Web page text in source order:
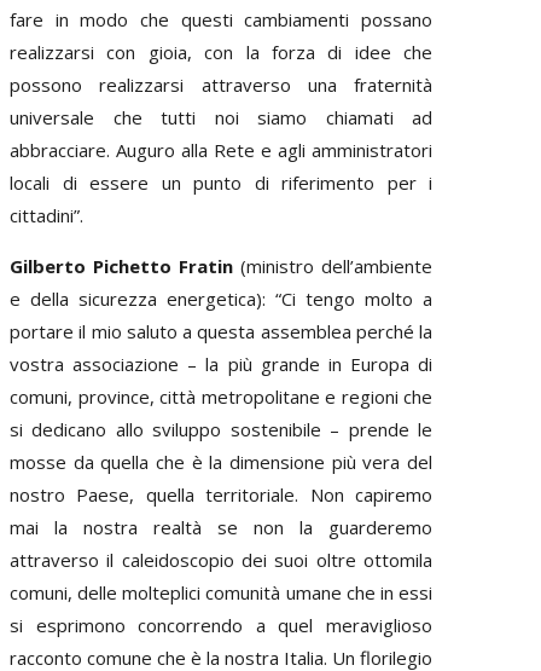
fare in modo che questi cambiamenti possano
realizzarsi con gioia, con la forza di idee che
possono realizzarsi attraverso una fraternità
universale che tutti noi siamo chiamati ad
abbracciare. Auguro alla Rete e agli amministratori
locali di essere un punto di riferimento per i
cittadini”.
Gilberto Pichetto Fratin (ministro dell’ambiente
e della sicurezza energetica): “Ci tengo molto a
portare il mio saluto a questa assemblea perché la
vostra associazione – la più grande in Europa di
comuni, province, città metropolitane e regioni che
si dedicano allo sviluppo sostenibile – prende le
mosse da quella che è la dimensione più vera del
nostro Paese, quella territoriale. Non capiremo
mai la nostra realtà se non la guarderemo
attraverso il caleidoscopio dei suoi oltre ottomila
comuni, delle molteplici comunità umane che in essi
si esprimono concorrendo a quel meraviglioso
racconto comune che è la nostra Italia. Un florilegio